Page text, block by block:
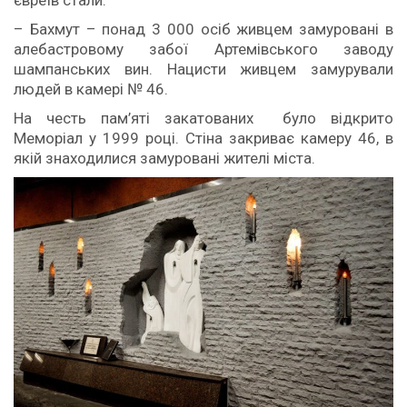
– Бахмут – понад 3 000 осіб живцем замуровані в
алебастровому забої Артемівського заводу
шампанських вин. Нацисти живцем замурували
людей в камері № 46.
На честь пам’яті закатованих було відкрито
Меморіал у 1999 році. Стіна закриває камеру 46, в
якій знаходилися замуровані жителі міста.